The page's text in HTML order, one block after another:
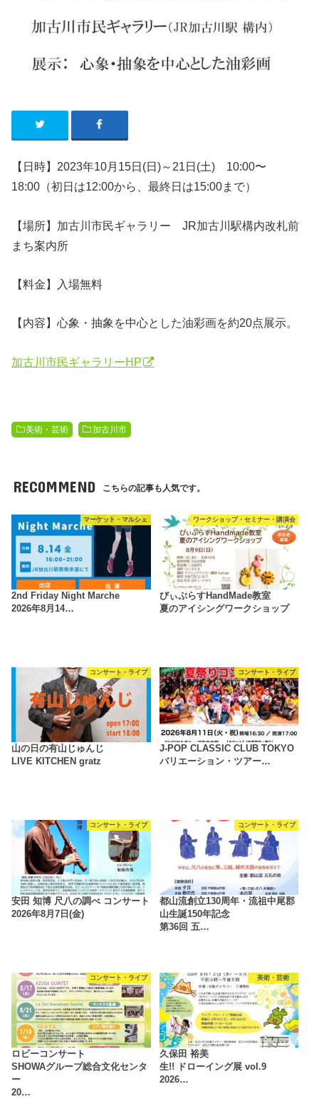
【日時】2023年10月15日(日)～21日(土) 10:00〜
18:00（初日は12:00から、最終日は15:00まで）
【場所】加古川市民ギャラリー JR加古川駅構内改札前
まち案内所
【料金】入場無料
【内容】心象・抽象を中心とした油彩画を約20点展示。
加古川市民ギャラリーHP
美術・芸術 加古川市
RECOMMEND こちらの記事も人気です。
マーケット・マルシェ
2nd Friday Night Marche
2026年8月14…
ワークショップ・セミナー・講演会
びぃぷらすHandMade教室
夏のアイシングワークショップ
コンサート・ライブ
山の日の有山じゅんじ
LIVE KITCHEN gratz
コンサート・ライブ
J-POP CLASSIC CLUB TOKYO
バリエーション・ツアー…
コンサート・ライブ
安田 知博 尺八の調べ コンサート
2026年8月7日(金)
コンサート・ライブ
都山流創立130周年・流祖中尾郡
山生誕150年記念
第36回 五…
コンサート・ライブ
ロビーコンサート
SHOWAグループ総合文化センタ
ー
20…
美術・芸術
久保田 裕美
生!! ドローイング展 vol.9
2026…